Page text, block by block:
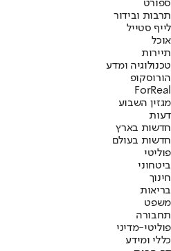
ספורט
תרבות ובידור
לייף סטייל
אוכל
תיירות
טכנולוגיה ומדע
הורוסקופ
ForReal
מגזין השבוע
דעות
חדשות בארץ
חדשות בעולם
פוליטי
ביטחוני
חינוך
בריאות
משפט
תחבורה
פוליטי-מדיני
כללי ומידע